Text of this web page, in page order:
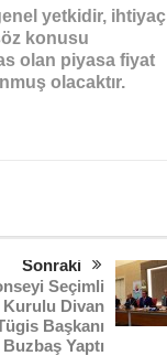
yetkidir, ihtiyaç
konusu
olan piyasa fiyat
olacaktır.
Sonraki
Seçimli
Kurulu Divan
Başkanı
Yaptı